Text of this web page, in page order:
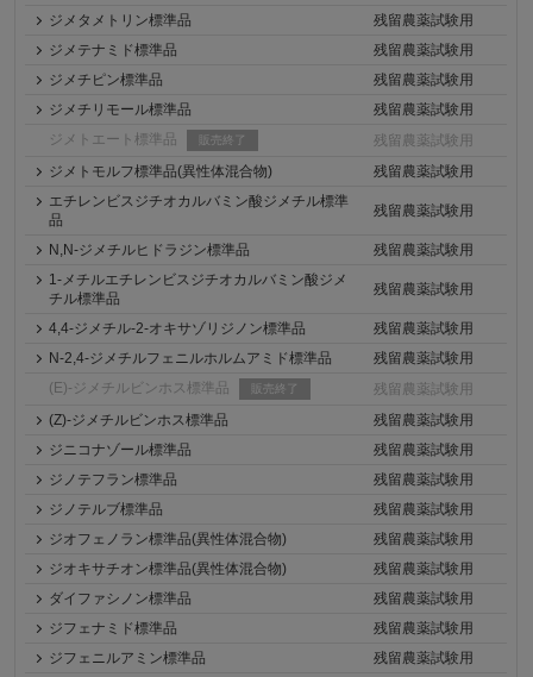
ジメタメトリン標準品
残留農薬試験用
ジメテナミド標準品
残留農薬試験用
ジメチピン標準品
残留農薬試験用
ジメチリモール標準品
残留農薬試験用
ジメトエート標準品
販売終了
残留農薬試験用
ジメトモルフ標準品(異性体混合物)
残留農薬試験用
エチレンビスジチオカルバミン酸ジメチル標準
品
残留農薬試験用
N,N-ジメチルヒドラジン標準品
残留農薬試験用
1-メチルエチレンビスジチオカルバミン酸ジメ
チル標準品
残留農薬試験用
4,4-ジメチル-2-オキサゾリジノン標準品
残留農薬試験用
N-2,4-ジメチルフェニルホルムアミド標準品
残留農薬試験用
(E)-ジメチルビンホス標準品
販売終了
残留農薬試験用
(Z)-ジメチルビンホス標準品
残留農薬試験用
ジニコナゾール標準品
残留農薬試験用
ジノテフラン標準品
残留農薬試験用
ジノテルブ標準品
残留農薬試験用
ジオフェノラン標準品(異性体混合物)
残留農薬試験用
ジオキサチオン標準品(異性体混合物)
残留農薬試験用
ダイファシノン標準品
残留農薬試験用
ジフェナミド標準品
残留農薬試験用
ジフェニルアミン標準品
残留農薬試験用